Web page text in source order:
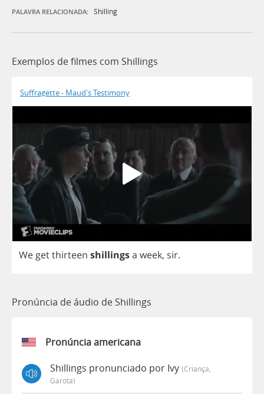
PALAVRA RELACIONADA: Shilling
Exemplos de filmes com Shillings
Suffragette - Maud's Testimony
We getthirteen shillingsa week, sir.
Pronúncia de áudio de Shillings
Pronúncia americana
Shillings pronunciado por Ivy (criança,
Garota)